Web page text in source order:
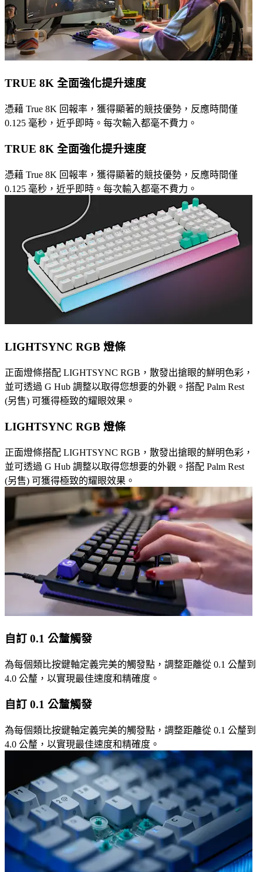
TRUE 8K 全面強化提升速度
憑藉 True 8K 回報率，獲得顯著的競技優勢，反應時間僅
0.125 毫秒，近乎即時。每次輸入都毫不費力。
TRUE 8K 全面強化提升速度
憑藉 True 8K 回報率，獲得顯著的競技優勢，反應時間僅
0.125 毫秒，近乎即時。每次輸入都毫不費力。
LIGHTSYNC RGB 燈條
正面燈條搭配 LIGHTSYNC RGB，散發出搶眼的鮮明色彩，
並可透過 G Hub 調整以取得您想要的外觀。搭配 Palm Rest
(另售) 可獲得極致的耀眼效果。
LIGHTSYNC RGB 燈條
正面燈條搭配 LIGHTSYNC RGB，散發出搶眼的鮮明色彩，
並可透過 G Hub 調整以取得您想要的外觀。搭配 Palm Rest
(另售) 可獲得極致的耀眼效果。
自訂 0.1 公釐觸發
為每個類比按鍵軸定義完美的觸發點，調整距離從 0.1 公釐到
4.0 公釐，以實現最佳速度和精確度。
自訂 0.1 公釐觸發
為每個類比按鍵軸定義完美的觸發點，調整距離從 0.1 公釐到
4.0 公釐，以實現最佳速度和精確度。